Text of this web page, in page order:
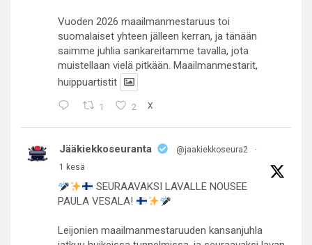
Vuoden 2026 maailmanmestaruus toi
suomalaiset yhteen jälleen kerran, ja tänään
saimme juhlia sankareitamme tavalla, jota
muistellaan vielä pitkään. Maailmanmestarit,
huippuartistit
1 2 X
Jääkiekkoseuranta @jaakiekkoseura2
·
1 kesä
SEURAAVAKSI LAVALLE NOUSEE
PAULA VESALA!
Leijonien maailmanmestaruuden kansanjuhla